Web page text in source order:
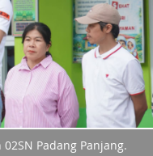
Padang Panjang.